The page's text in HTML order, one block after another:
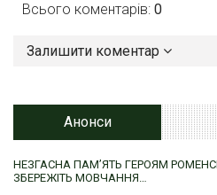
Всього коментарів: 0
Залишити коментар
Анонси
НЕЗГАСНА ПАМ’ЯТЬ ГЕРОЯМ
ЗБЕРЕЖІТЬ МОВЧАННЯ…